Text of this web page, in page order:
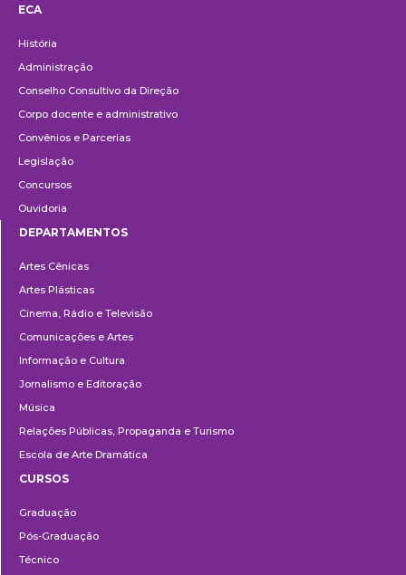
ECA
História
Administração
Conselho Consultivo da Direção
Corpo docente e administrativo
Convênios e Parcerias
Legislação
Concursos
Ouvidoria
DEPARTAMENTOS
Artes Cênicas
Artes Plásticas
Cinema, Rádio e Televisão
Comunicações e Artes
Informação e Cultura
Jornalismo e Editoração
Música
Relações Públicas, Propaganda e Turismo
Escola de Arte Dramática
CURSOS
Graduação
Pós-Graduação
Técnico